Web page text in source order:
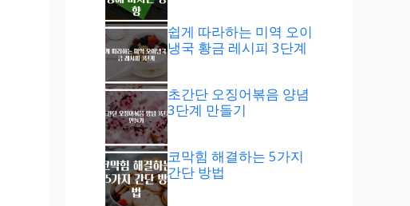
쉽게 따라하는 미역 오이
냉국 황금 레시피 3단계
초간단 오징어볶음 양념
3단계 만들기
코막힘 해결하는 5가지
간단 방법